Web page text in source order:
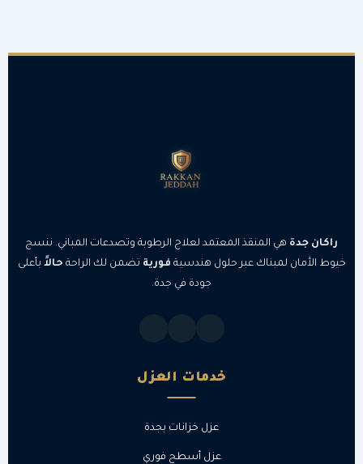
راكان جدة هي المنقذ المعتمد لعلاج الرطوبة وتصدعات المباني. ننسج
خيوط الأمان لمبناك عبر حلول هندسية فورية تضمن لك الراحة حالاً بأعلى
جودة في جدة.
خدمات العزل
عزل خزانات بجدة
عزل أسطح فوري